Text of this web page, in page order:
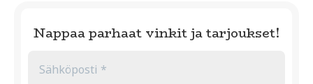
Nappaa parhaat vinkit ja tarjoukset!